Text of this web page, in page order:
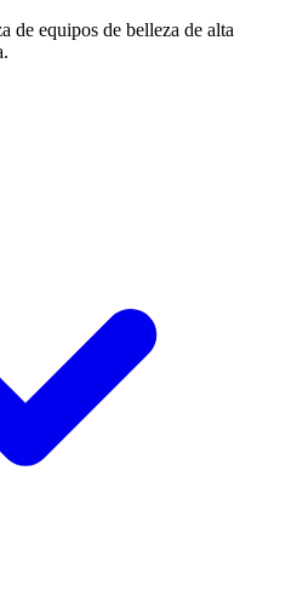
de equipos de belleza de alta